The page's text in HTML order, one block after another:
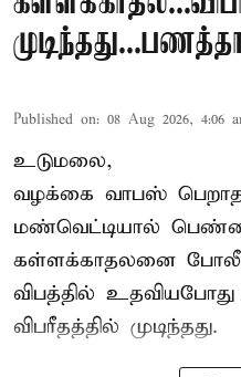
Published on: 08 Aug 2026, 4:06
உடுமலை,
வழக்கை வாபஸ் பெறாத
மண்வெட்டியால்
கள்ளக்காதலனை
விபத்தில்
விபரீதத்தில் முடிந்தது.